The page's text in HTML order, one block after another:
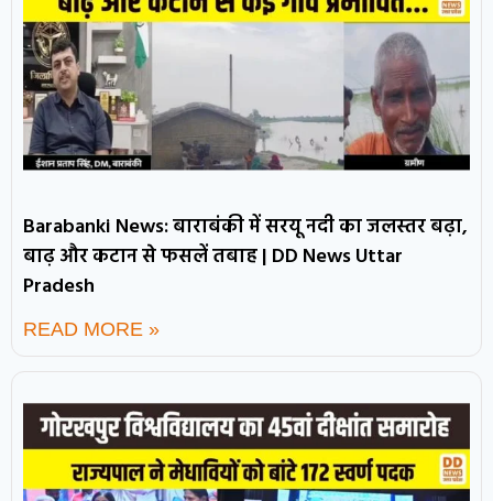
Barabanki News: बाराबंकी में सरयू नदी का जलस्तर बढ़ा,
बाढ़ और कटान से फसलें तबाह | DD News Uttar
Pradesh
READ MORE »